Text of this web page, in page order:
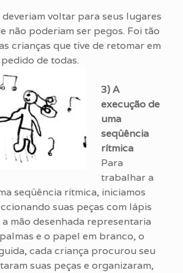
deveriam voltar para seus lugares
não poderiam ser pegos. Foi tão
crianças que tive de retomar em
de todas.
3) A
execução de
uma
seqüência
rítmica
Para
trabalhar a
seqüência rítmica, iniciamos
suas peças com lápis
mão desenhada representaria
e o papel em branco, o
cada criança procurou seu
suas peças e organizaram,